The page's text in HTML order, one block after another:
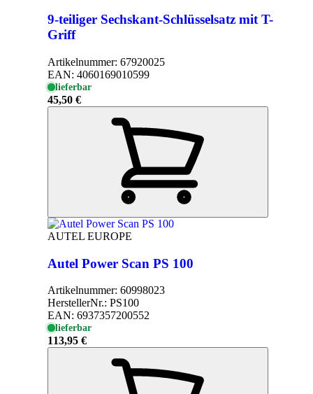
9-teiliger Sechskant-Schlüsselsatz mit T-
Griff
Artikelnummer: 67920025
EAN: 4060169010599
lieferbar
45,50 €
AUTEL EUROPE
Autel Power Scan PS 100
Artikelnummer: 60998023
HerstellerNr.: PS100
EAN: 6937357200552
lieferbar
113,95 €